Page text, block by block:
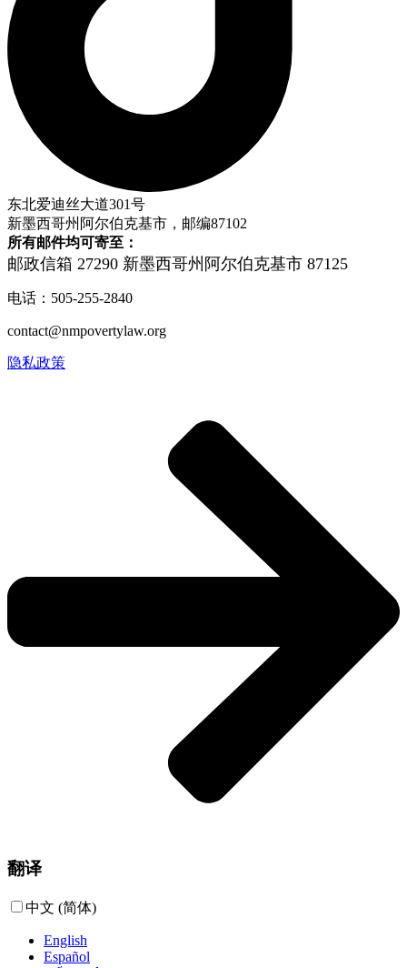
东北爱迪丝大道301号
新墨西哥州阿尔伯克基市，邮编87102
所有邮件均可寄至：
邮政信箱 27290 新墨西哥州阿尔伯克基市 87125
电话：505-255-2840
contact@nmpovertylaw.org
隐私政策
翻译
中文 (简体)
English
Español